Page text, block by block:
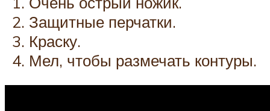
Защитные перчатки.
Краску.
Мел, чтобы размечать контуры.